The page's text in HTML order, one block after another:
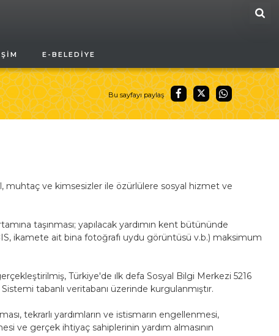
E-BELEDIYE
Bu sayfayı paylaş
ve kimsesizler ile özürlülere sosyal hizmet ve
taşınması; yapılacak yardımın kent bütününde
ikamete ait bina fotoğrafı uydu görüntüsü v.b.) maksimum
Türkiye'de ılk defa Sosyal Bilgi Merkezi 5216
tabanlı veritabanı üzerinde kurgulanmıştır.
tekrarlı yardımların ve istismarın engellenmesi,
ve gerçek ihtiyaç sahiplerinin yardım almasının